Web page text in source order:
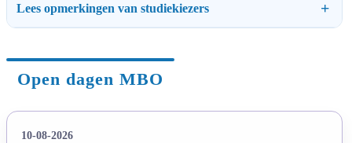
Lees opmerkingen van studiekiezers
Open dagen MBO
10-08-2026